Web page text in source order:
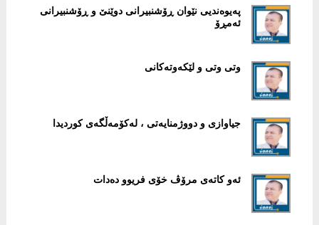
پەیوەندیی نێوان ڕۆشنبیرانی دوێنێ و ڕۆشنبیرانی
ئەمڕۆ
وتی وتی و لێکەوتەکانی
جیاوازی و دووژمنایەتی ، لەکۆمەڵگەی کوردیدا
ئەو كاتەی مرۆڤ خۆی فریوو دەدات